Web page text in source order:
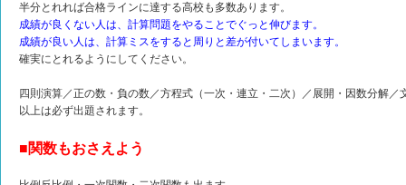
半分とれれば合格ラインに達する高校も多数あります。
成績が良くない人は、計算問題をやることでぐっと伸びます。
成績が良い人は、計算ミスをすると周りと差が付いてしまいます。
確実にとれるようにしてください。
四則演算／正の数・負の数／方程式（一次・連立・二次）／展開・因数分解／
以上は必ず出題されます。
■関数もおさえよう